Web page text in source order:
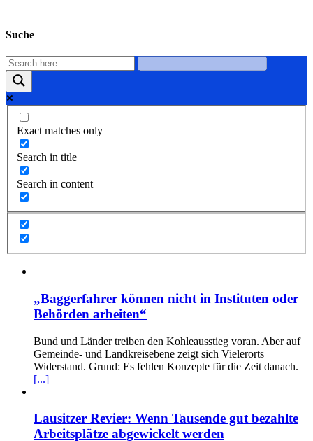
Suche
Exact matches only
Search in title
Search in content
„Baggerfahrer können nicht in Instituten oder
Behörden arbeiten“
Bund und Länder treiben den Kohleausstieg voran. Aber auf
Gemeinde- und Landkreisebene zeigt sich Vielerorts
Widerstand. Grund: Es fehlen Konzepte für die Zeit danach.
[...]
Lausitzer Revier: Wenn Tausende gut bezahlte
Arbeitsplätze abgewickelt werden